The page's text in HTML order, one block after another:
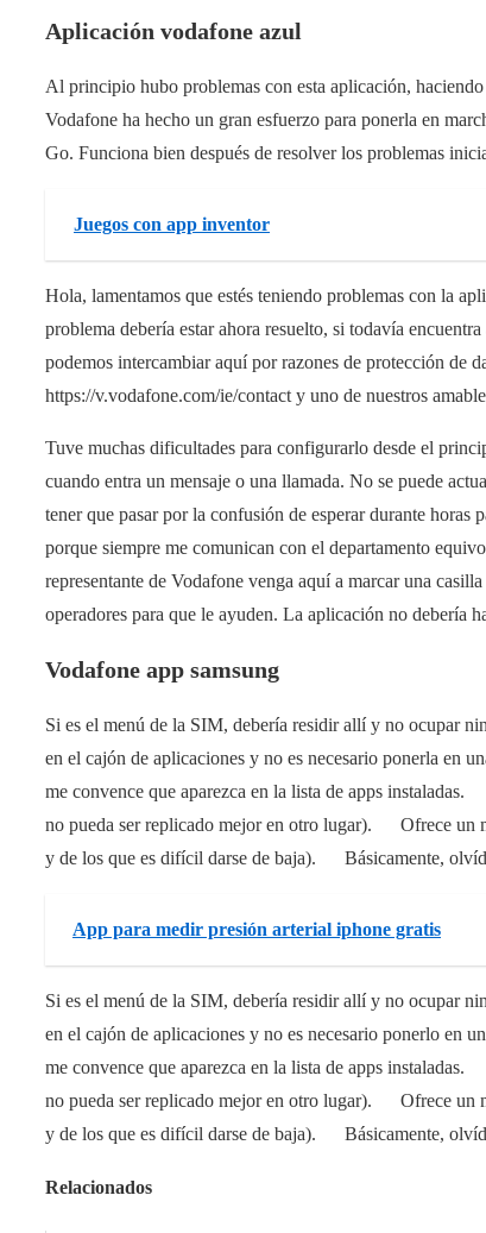
Aplicación vodafone azul
Al principio hubo problemas con esta aplicación,
Vodafone ha hecho un gran esfuerzo para ponerla en
Go. Funciona bien después de resolver los problemas
Juegos con app inventor
Hola, lamentamos que estés teniendo problemas con la
problema debería estar ahora resuelto, si todavía
podemos intercambiar aquí por razones de protección de
https://v.vodafone.com/ie/contact y uno de nuestros
Tuve muchas dificultades para configurarlo desde el
cuando entra un mensaje o una llamada. No se puede
tener que pasar por la confusión de esperar durante horas
porque siempre me comunican con el departamento
representante de Vodafone venga aquí a marcar una
operadores para que le ayuden. La aplicación no debería
Vodafone app samsung
Si es el menú de la SIM, debería residir allí y no ocupar
en el cajón de aplicaciones y no es necesario ponerla
me convence que aparezca en la lista de apps
no pueda ser replicado mejor en otro lugar). Ofrece un
y de los que es difícil darse de baja). Básicamente,
App para medir presión arterial iphone gratis
Si es el menú de la SIM, debería residir allí y no ocupar
en el cajón de aplicaciones y no es necesario ponerlo
me convence que aparezca en la lista de apps
no pueda ser replicado mejor en otro lugar). Ofrece un
y de los que es difícil darse de baja). Básicamente,
Relacionados